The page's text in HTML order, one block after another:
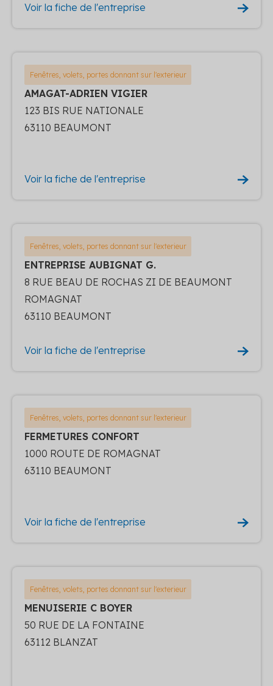
Voir la fiche de l'entreprise
Fenêtres, volets, portes donnant sur l'exterieur
AMAGAT-ADRIEN VIGIER
123 BIS RUE NATIONALE
63110 BEAUMONT
Voir la fiche de l'entreprise
Fenêtres, volets, portes donnant sur l'exterieur
ENTREPRISE AUBIGNAT G.
8 RUE BEAU DE ROCHAS ZI DE BEAUMONT
ROMAGNAT
63110 BEAUMONT
Voir la fiche de l'entreprise
Fenêtres, volets, portes donnant sur l'exterieur
FERMETURES CONFORT
1000 ROUTE DE ROMAGNAT
63110 BEAUMONT
Voir la fiche de l'entreprise
Fenêtres, volets, portes donnant sur l'exterieur
MENUISERIE C BOYER
50 RUE DE LA FONTAINE
63112 BLANZAT